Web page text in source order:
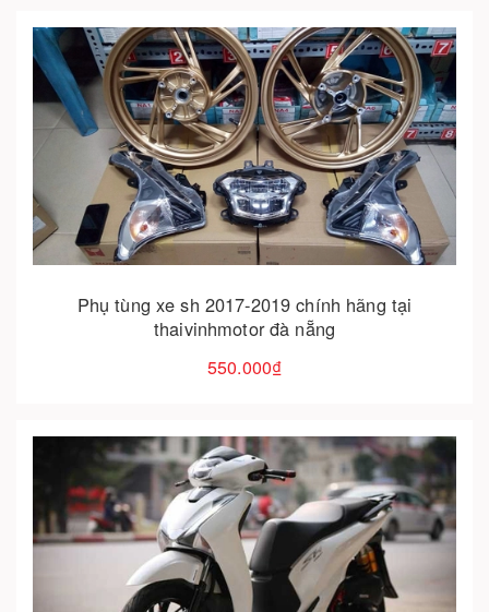
Phụ tùng xe sh 2017-2019 chính hãng tại
thaivinhmotor đà nẵng
550.000₫
Cho vào giỏ hàng